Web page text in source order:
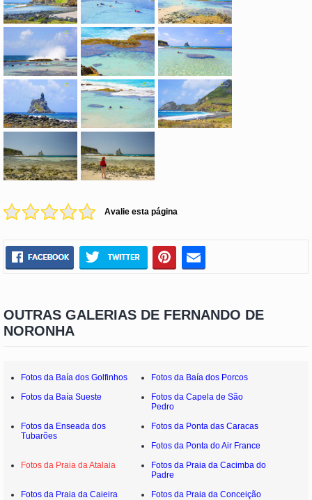
Avalie esta página
OUTRAS GALERIAS DE FERNANDO DE
NORONHA
Fotos da Baía dos Golfinhos
Fotos da Baía dos Porcos
Fotos da Baía Sueste
Fotos da Capela de São
Pedro
Fotos da Enseada dos
Tubarões
Fotos da Ponta das Caracas
Fotos da Ponta do Air France
Fotos da Praia da Atalaia
Fotos da Praia da Cacimba do
Padre
Fotos da Praia da Caieira
Fotos da Praia da Conceição